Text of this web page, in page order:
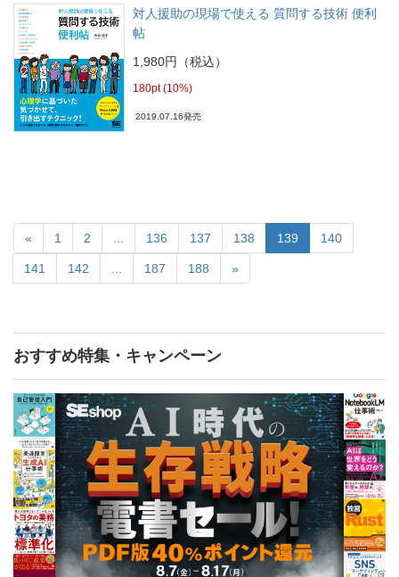
対人援助の現場で使える 質問する技術 便利
帖
1,980円（税込）
180pt (10%)
2019.07.16発売
« 1 2 136 137 138 139 140
141 142 187 188 »
おすすめ特集・キャンペーン